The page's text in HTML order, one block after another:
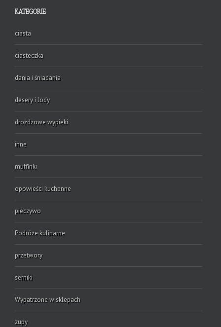
KATEGORIE
ciasta
ciasteczka
dania i śniadania
desery i lody
drożdżowe wypieki
inne
muffinki
opowieści kuchenne
pieczywo
Podróże kulinarne
przetwory
serniki
Wypatrzone w sklepach
zupy